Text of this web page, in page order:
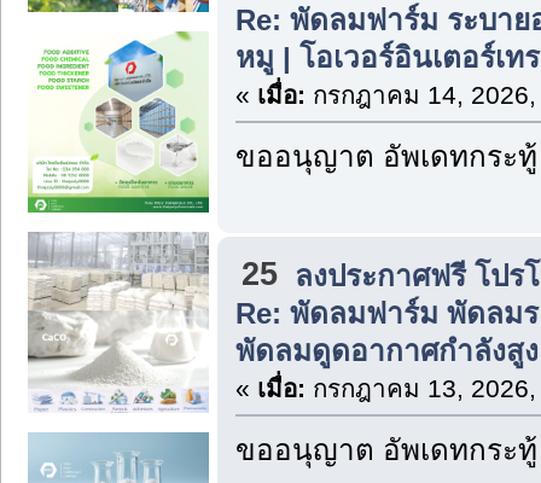
Re: พัดลมฟาร์ม ระบา
หมู | โอเวอร์อินเตอร์เท
« เมื่อ: กรกฎาคม 14,
ขออนุญาต อัพเดทกระทู้
25 ลงประกาศฟรี โป
Re: พัดลมฟาร์ม พัดลม
พัดลมดูดอากาศกำลังสู
« เมื่อ: กรกฎาคม 13,
ขออนุญาต อัพเดทกระทู้